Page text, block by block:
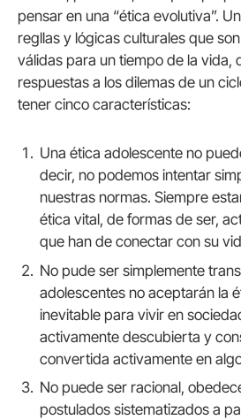
pensar en una “ética evolutiva”.
regllas y lógicas culturales que
válidas para un tiempo de la vida,
respuestas a los dilemas de un
tener cinco características:
Una ética adolescente no
decir, no podemos intentar
nuestras normas. Siempre
ética vital, de formas de ser,
que han de conectar con su
No pude ser simplemente
adolescentes no aceptarán la
inevitable para vivir en
activamente descubierta y
convertida activamente en
No puede ser racional,
postulados sistematizados a